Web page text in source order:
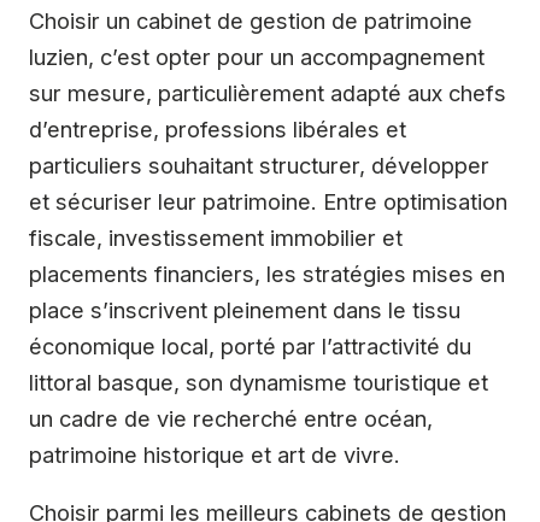
Choisir un cabinet de gestion de patrimoine
luzien, c’est opter pour un accompagnement
sur mesure, particulièrement adapté aux chefs
d’entreprise, professions libérales et
particuliers souhaitant structurer, développer
et sécuriser leur patrimoine. Entre optimisation
fiscale, investissement immobilier et
placements financiers, les stratégies mises en
place s’inscrivent pleinement dans le tissu
économique local, porté par l’attractivité du
littoral basque, son dynamisme touristique et
un cadre de vie recherché entre océan,
patrimoine historique et art de vivre.
Choisir parmi les meilleurs cabinets de gestion